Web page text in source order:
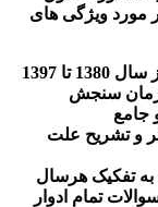
مورد ویژگی های
گرداوری 20 دوره سوالات حقوق مدنی از سال 1380 تا 1397
سنجش
جامع
و تشریح علت
به تفکیک هرسال
تمام ادوار